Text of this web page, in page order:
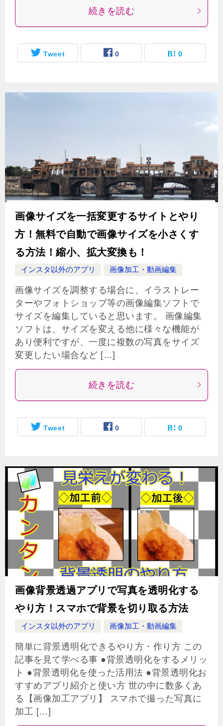
続きを読む
Tweet 0 0
画像サイズを一括変更するサイトとやり
方！無料で自動で画像サイズを小さくす
る方法！縮小、拡大変換も！
インスタ以外のアプリ 画像加工・動画編集
画像サイズを調整する場合に、イラストレー
ターやフォトショップ等の画像編集ソフトで
サイズを編集していると思います。 画像編集
ソフトは、サイズを変える他に様々な機能が
あり便利ですが、一度に複数の写真をサイズ
変更したい場合など […]
続きを読む
Tweet 0 0
画像背景透過アプリで写真を透明化する
やり方！スマホで背景を切り取る方法
インスタ以外のアプリ 画像加工・動画編集
簡単に背景透明化できるやり方・作り方 この
記事を見て学べる事 ●背景透明化をするメリッ
ト ●背景透明化を使った活用法 ●背景透明化お
すすめアプリ紹介と使い方 世の中に数多くあ
る【画像加工アプリ】 スマホで撮った写真に
加工 […]